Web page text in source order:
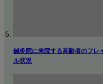
鍼灸院に来院する高齢者のフレ
ル状況